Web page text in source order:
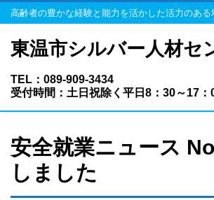
高齢者の豊かな経験と能力を活かした活力のある
東温市シルバー人材セ
TEL：089-909-3434
受付時間：土日祝除く平日8：30～17：
安全就業ニュース
しました